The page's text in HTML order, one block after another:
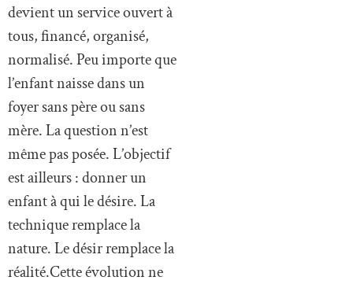
devient un service ouvert à
tous, financé, organisé,
normalisé. Peu importe que
l’enfant naisse dans un
foyer sans père ou sans
mère. La question n’est
même pas posée. L’objectif
est ailleurs : donner un
enfant à qui le désire. La
technique remplace la
nature. Le désir remplace la
réalité.Cette évolution ne